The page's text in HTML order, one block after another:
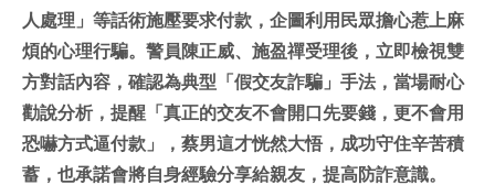
人處理」等話術施壓要求付款，企圖利用民眾擔心惹上麻
煩的心理行騙。警員陳正威、施盈禪受理後，立即檢視雙
方對話內容，確認為典型「假交友詐騙」手法，當場耐心
勸說分析，提醒「真正的交友不會開口先要錢，更不會用
恐嚇方式逼付款」，蔡男這才恍然大悟，成功守住辛苦積
蓄，也承諾會將自身經驗分享給親友，提高防詐意識。